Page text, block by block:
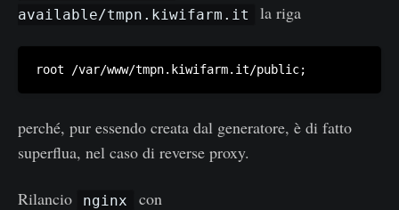
available/tmpn.kiwifarm.it
la riga
perché, pur essendo creata dal generatore, è di fatto
superflua, nel caso di reverse proxy.
Rilancio nginx con